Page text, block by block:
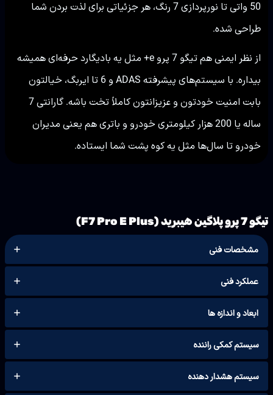
50 واتی تا نورپردازی 7 رنگ، هر جزئیاتی برای لذت بردن شما
طراحی شده.
از نظر ایمنی هم تیگو 7 پرو e+ مثل یه بادیگارد حرفه‌ای همیشه
بیداره. با سیستم‌های پیشرفته ADAS و 6 تا ایربگ، خیالتون
بابت امنیت خودتون و عزیزانتون کاملاً تخت باشه. گارانتی 7
ساله یا 200 هزار کیلومتری خودرو و باتری هم یعنی مدیران
خودرو تا سال‌ها مثل یه کوه پشت شما ایستاده.
تیگو 7 پرو پلاگین هیبرید (F7 Pro E Plus)
مشخصات فنی
عملکرد فنی
ابعاد و اندازه ها
سیستم‌‌ کمکی راننده
سیستم هشدار دهنده‌